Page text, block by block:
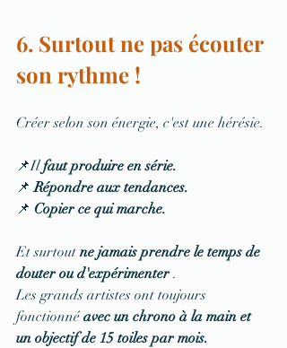
6. Surtout ne pas écouter
son rythme !
Créer selon son énergie, c'est une hérésie.
📌Il faut produire en série.
📌 Répondre aux tendances.
📌 Copier ce qui marche.
Et surtout ne jamais prendre le temps de
douter ou d'expérimenter .
Les grands artistes ont toujours
fonctionné avec un chrono à la main et
un objectif de 15 toiles par mois.